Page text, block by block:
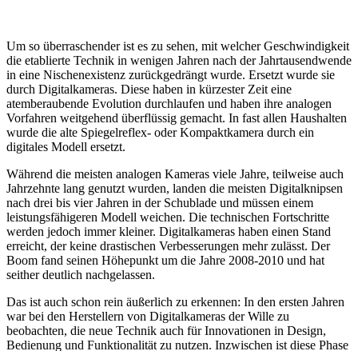
Um so überraschender ist es zu sehen, mit welcher Geschwindigkeit
die etablierte Technik in wenigen Jahren nach der Jahrtausendwende
in eine Nischenexistenz zurückgedrängt wurde. Ersetzt wurde sie
durch Digitalkameras. Diese haben in kürzester Zeit eine
atemberaubende Evolution durchlaufen und haben ihre analogen
Vorfahren weitgehend überflüssig gemacht. In fast allen Haushalten
wurde die alte Spiegelreflex- oder Kompaktkamera durch ein
digitales Modell ersetzt.
Während die meisten analogen Kameras viele Jahre, teilweise auch
Jahrzehnte lang genutzt wurden, landen die meisten Digitalknipsen
nach drei bis vier Jahren in der Schublade und müssen einem
leistungsfähigeren Modell weichen. Die technischen Fortschritte
werden jedoch immer kleiner. Digitalkameras haben einen Stand
erreicht, der keine drastischen Verbesserungen mehr zulässt. Der
Boom fand seinen Höhepunkt um die Jahre 2008-2010 und hat
seither deutlich nachgelassen.
Das ist auch schon rein äußerlich zu erkennen: In den ersten Jahren
war bei den Herstellern von Digitalkameras der Wille zu
beobachten, die neue Technik auch für Innovationen in Design,
Bedienung und Funktionalität zu nutzen. Inzwischen ist diese Phase